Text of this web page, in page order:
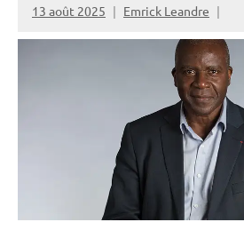
13 août 2025 Emrick Leandre